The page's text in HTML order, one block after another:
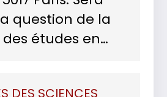
question de la
études en…
DES SCIENCES